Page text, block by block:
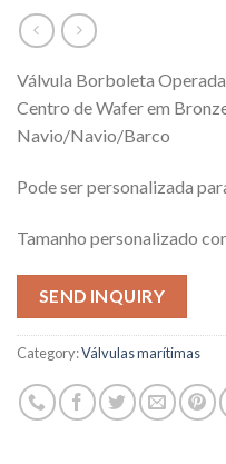
Válvula Borboleta
Centro de Wafer em
Navio/Navio/Barco
Pode ser personalizada
Tamanho personalizado
SEND INQUIRY
Category:Válvulas marítimas